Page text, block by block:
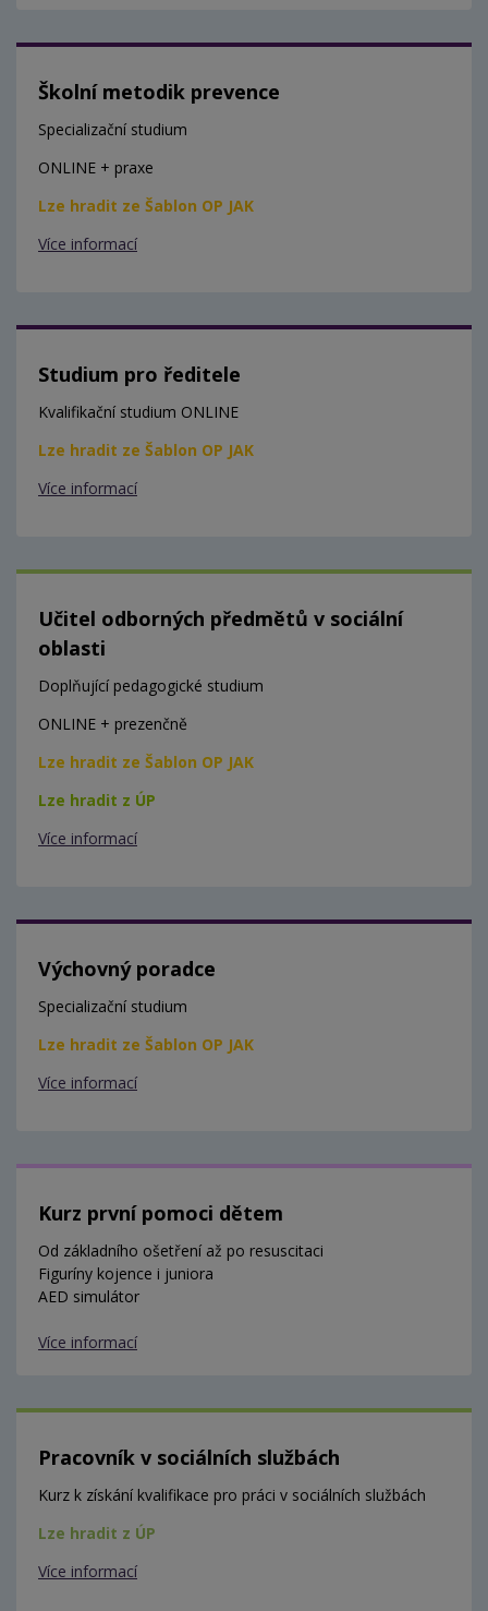
Školní metodik prevence
Specializační studium
ONLINE + praxe
Lze hradit ze Šablon OP JAK
Více informací
Studium pro ředitele
Kvalifikační studium ONLINE
Lze hradit ze Šablon OP JAK
Více informací
Učitel odborných předmětů v sociální
oblasti
Doplňující pedagogické studium
ONLINE + prezenčně
Lze hradit ze Šablon OP JAK
Lze hradit z ÚP
Více informací
Výchovný poradce
Specializační studium
Lze hradit ze Šablon OP JAK
Více informací
Kurz první pomoci dětem
Od základního ošetření až po resuscitaci
Figuríny kojence i juniora
AED simulátor
Více informací
Pracovník v sociálních službách
Kurz k získání kvalifikace pro práci v sociálních službách
Lze hradit z ÚP
Více informací